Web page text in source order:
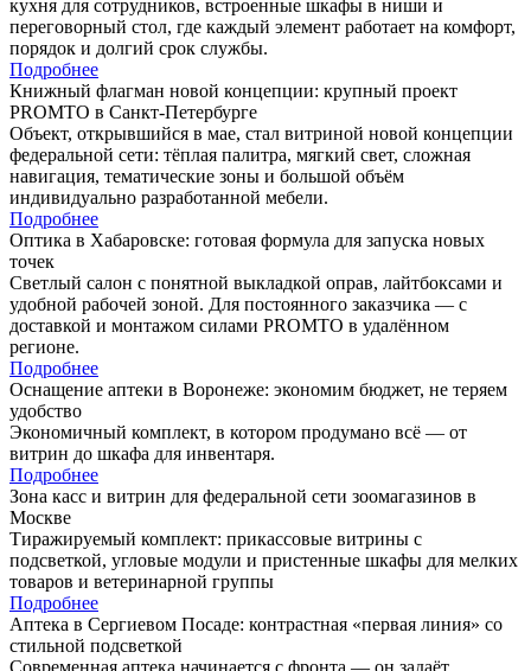
кухня для сотрудников, встроенные шкафы в ниши и
переговорный стол, где каждый элемент работает на комфорт,
порядок и долгий срок службы.
Подробнее
Книжный флагман новой концепции: крупный проект
PROMTO в Санкт-Петербурге
Объект, открывшийся в мае, стал витриной новой концепции
федеральной сети: тёплая палитра, мягкий свет, сложная
навигация, тематические зоны и большой объём
индивидуально разработанной мебели.
Подробнее
Оптика в Хабаровске: готовая формула для запуска новых
точек
Светлый салон с понятной выкладкой оправ, лайтбоксами и
удобной рабочей зоной. Для постоянного заказчика — с
доставкой и монтажом силами PROMTO в удалённом
регионе.
Подробнее
Оснащение аптеки в Воронеже: экономим бюджет, не теряем
удобство
Экономичный комплект, в котором продумано всё — от
витрин до шкафа для инвентаря.
Подробнее
Зона касс и витрин для федеральной сети зоомагазинов в
Москве
Тиражируемый комплект: прикассовые витрины с
подсветкой, угловые модули и пристенные шкафы для мелких
товаров и ветеринарной группы
Подробнее
Аптека в Сергиевом Посаде: контрастная «первая линия» со
стильной подсветкой
Современная аптека начинается с фронта — он задаёт